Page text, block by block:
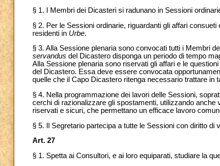
§ 1. I Membri dei Dicasteri si radunano in Sessioni
§ 2. Per le Sessioni ordinarie, riguardanti gli affari
residenti in Urbe.
§ 3. Alla Sessione plenaria sono convocati tutti i Membri
servandus del Dicastero disponga un periodo di tempo
Alla Sessione plenaria sono riservati gli affari e le
del Dicastero. Essa deve essere convocata
quelle che il Capo Dicastero ritenga necessario trattare in
§ 4. Nella programmazione dei lavori delle Sessioni,
cerchi di razionalizzare gli spostamenti, utilizzando
riservati e sicuri, che permettano un efficace lavoro
§ 5. Il Segretario partecipa a tutte le Sessioni con diritto di
Art. 27
§ 1. Spetta ai Consultori, e ai loro equiparati, studiare la